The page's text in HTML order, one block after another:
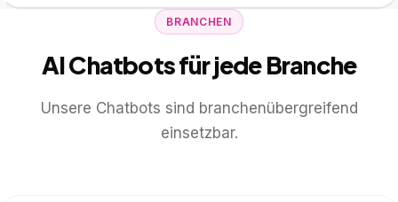
BRANCHEN
AI Chatbots für jede Branche
Unsere Chatbots sind branchenübergreifend
einsetzbar.